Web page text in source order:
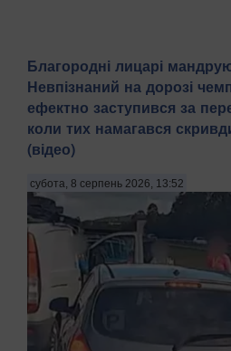
Благородні лицарі
Невпізнаний на дорозі
ефектно заступився за
коли тих намагався
(відео)
субота, 8 серпень 2026, 13:52